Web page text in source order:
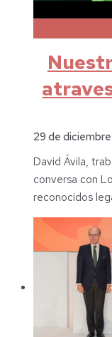
29 de
David Ávila,
conversa con
reconocidos